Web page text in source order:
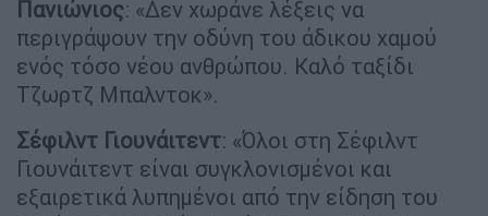
Πανιώνιος: «Δεν χωράνε λέξεις να
περιγράψουν την οδύνη του άδικου χαμού
ενός τόσο νέου ανθρώπου. Καλό ταξίδι
Τζωρτζ Μπαλντοκ».
Σέφιλντ Γιουνάιτεντ: «Όλοι στη Σέφιλντ
Γιουνάιτεντ είναι συγκλονισμένοι και
εξαιρετικά λυπημένοι από την είδηση του